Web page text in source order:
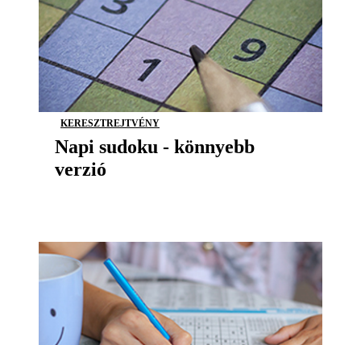
KERESZTREJTVÉNY
Napi sudoku - könnyebb
verzió